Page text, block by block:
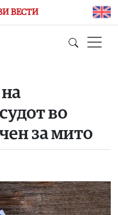
ВЕСТИ
во
за мито